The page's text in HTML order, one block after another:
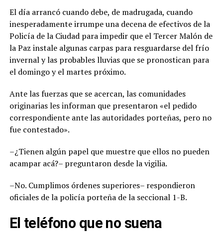
El día arrancó cuando debe, de madrugada, cuando
inesperadamente irrumpe una decena de efectivos de la
Policía de la Ciudad para impedir que el Tercer Malón de
la Paz instale algunas carpas para resguardarse del frío
invernal y las probables lluvias que se pronostican para
el domingo y el martes próximo.
Ante las fuerzas que se acercan, las comunidades
originarias les informan que presentaron «el pedido
correspondiente ante las autoridades porteñas, pero no
fue contestado».
–¿Tienen algún papel que muestre que ellos no pueden
acampar acá?– preguntaron desde la vigilia.
–No. Cumplimos órdenes superiores– respondieron
oficiales de la policía porteña de la seccional 1-B.
El teléfono que no suena